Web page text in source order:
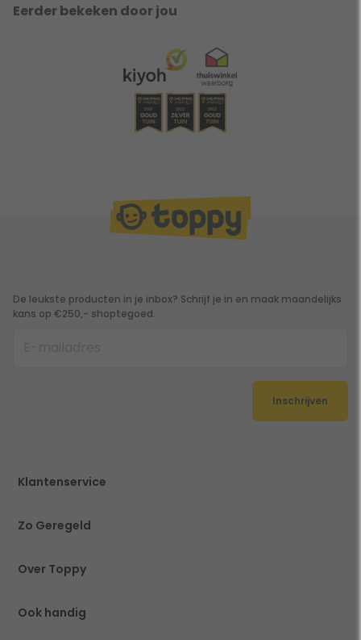
Eerder bekeken door jou
De leukste producten in je inbox? Schrijf je in en maak maandelijks
kans op €250,- shoptegoed.
Inschrijven
Klantenservice
Zo Geregeld
Over Toppy
Ook handig